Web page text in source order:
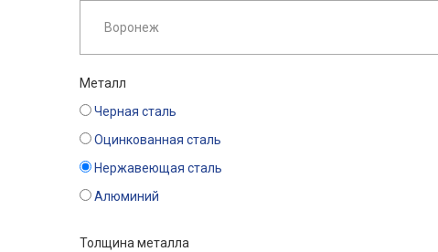
Металл
Черная сталь
Оцинкованная сталь
Нержавеющая сталь
Алюминий
Толщина металла